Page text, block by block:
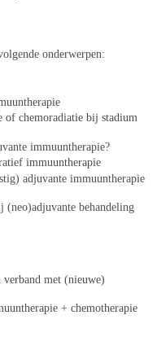
onderwerpen:
of chemoradiatie bij stadium
immuuntherapie?​​​​​​
immuuntherapie
adjuvante immuuntherapie
(neo)adjuvante behandeling
met (nieuwe)
+ chemotherapie